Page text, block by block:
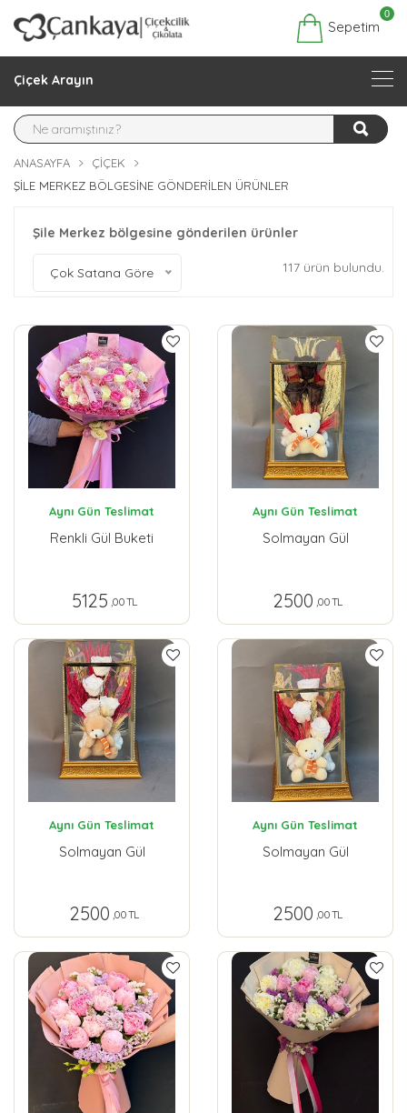
Sepetim
0
Çiçek Arayın
ANASAYFA
ÇIÇEK
ŞILE MERKEZ BÖLGESINE GÖNDERILEN ÜRÜNLER
Şile Merkez bölgesine gönderilen ürünler
Çok Satana Göre 117 ürün bulundu.
Aynı Gün Teslimat
Renkli Gül Buketi
5125 ,00 TL
Aynı Gün Teslimat
Solmayan Gül
2500 ,00 TL
Aynı Gün Teslimat
Solmayan Gül
2500 ,00 TL
Aynı Gün Teslimat
Solmayan Gül
2500 ,00 TL